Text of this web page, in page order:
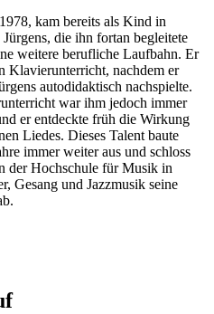
kam bereits als Kind in
die ihn fortan begleitete
weitere berufliche Laufbahn. Er
Klavierunterricht, nachdem er
autodidaktisch nachspielte.
war ihm jedoch immer
er entdeckte früh die Wirkung
Liedes. Dieses Talent baute
immer weiter aus und schloss
der Hochschule für Musik in
Gesang und Jazzmusik seine